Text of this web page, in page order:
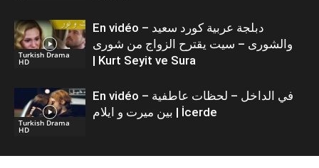
Turkish Drama
HD
En vidéo – دبلجة عربية كورد سعيد
والشورى – سيت يقترح الزواج من شورى
| Kurt Seyit ve Sura
Turkish Drama
HD
En vidéo – في الداخل – لحظات عاطفية
بين ميرت و ايلام | İcerde